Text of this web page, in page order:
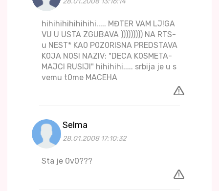
hihihihihihihihi..... MĐTER VAM LJ!GA
VU U USTA ZGUBAVA ))))))))) NA RTS-
u NEST* KA0 P0Z0RISNA PREDSTAVA
K0JA N0SI NAZIV: "DECA K0SMETA-
MAJCI RUSIJI" hihihihi..... srbija je u s
vemu t0me MACEHA
Selma
28.01.2008 17:10:32
Sta je 0v0???